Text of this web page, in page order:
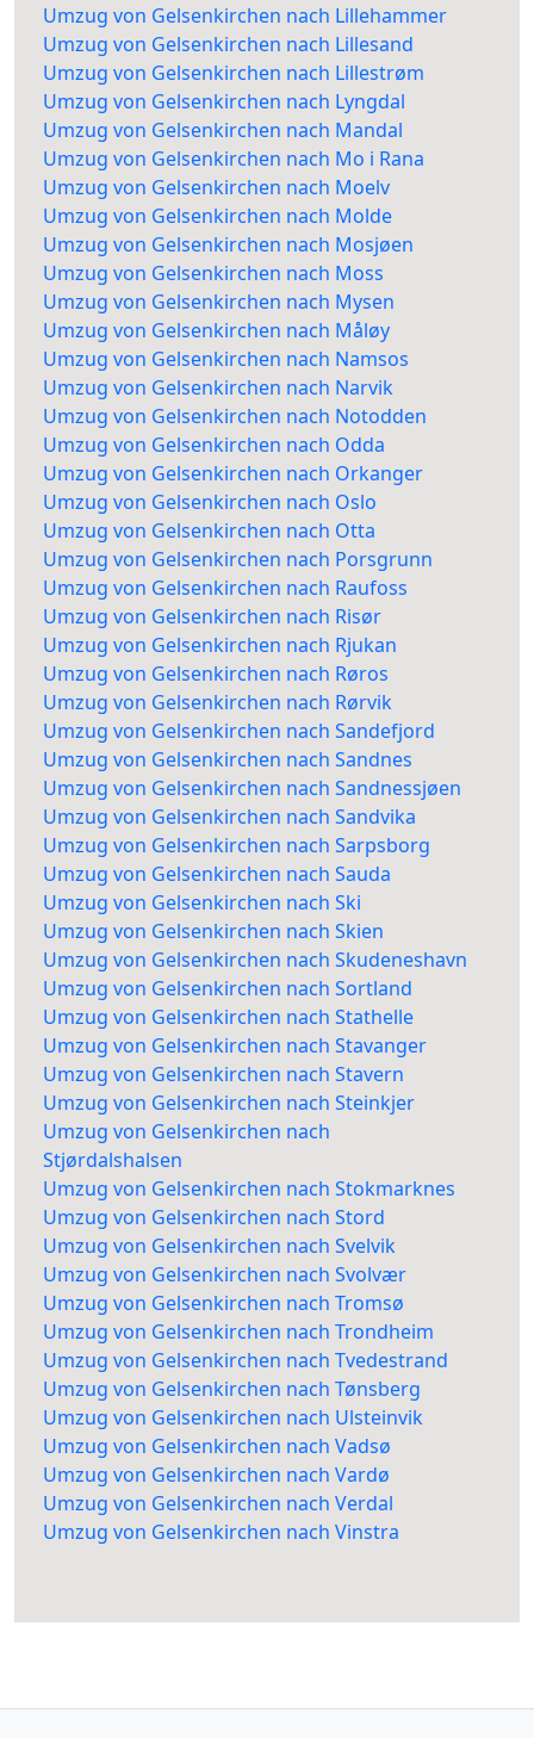
Umzug von Gelsenkirchen nach Lillehammer
Umzug von Gelsenkirchen nach Lillesand
Umzug von Gelsenkirchen nach Lillestrøm
Umzug von Gelsenkirchen nach Lyngdal
Umzug von Gelsenkirchen nach Mandal
Umzug von Gelsenkirchen nach Mo i Rana
Umzug von Gelsenkirchen nach Moelv
Umzug von Gelsenkirchen nach Molde
Umzug von Gelsenkirchen nach Mosjøen
Umzug von Gelsenkirchen nach Moss
Umzug von Gelsenkirchen nach Mysen
Umzug von Gelsenkirchen nach Måløy
Umzug von Gelsenkirchen nach Namsos
Umzug von Gelsenkirchen nach Narvik
Umzug von Gelsenkirchen nach Notodden
Umzug von Gelsenkirchen nach Odda
Umzug von Gelsenkirchen nach Orkanger
Umzug von Gelsenkirchen nach Oslo
Umzug von Gelsenkirchen nach Otta
Umzug von Gelsenkirchen nach Porsgrunn
Umzug von Gelsenkirchen nach Raufoss
Umzug von Gelsenkirchen nach Risør
Umzug von Gelsenkirchen nach Rjukan
Umzug von Gelsenkirchen nach Røros
Umzug von Gelsenkirchen nach Rørvik
Umzug von Gelsenkirchen nach Sandefjord
Umzug von Gelsenkirchen nach Sandnes
Umzug von Gelsenkirchen nach Sandnessjøen
Umzug von Gelsenkirchen nach Sandvika
Umzug von Gelsenkirchen nach Sarpsborg
Umzug von Gelsenkirchen nach Sauda
Umzug von Gelsenkirchen nach Ski
Umzug von Gelsenkirchen nach Skien
Umzug von Gelsenkirchen nach Skudeneshavn
Umzug von Gelsenkirchen nach Sortland
Umzug von Gelsenkirchen nach Stathelle
Umzug von Gelsenkirchen nach Stavanger
Umzug von Gelsenkirchen nach Stavern
Umzug von Gelsenkirchen nach Steinkjer
Umzug von Gelsenkirchen nach
Stjørdalshalsen
Umzug von Gelsenkirchen nach Stokmarknes
Umzug von Gelsenkirchen nach Stord
Umzug von Gelsenkirchen nach Svelvik
Umzug von Gelsenkirchen nach Svolvær
Umzug von Gelsenkirchen nach Tromsø
Umzug von Gelsenkirchen nach Trondheim
Umzug von Gelsenkirchen nach Tvedestrand
Umzug von Gelsenkirchen nach Tønsberg
Umzug von Gelsenkirchen nach Ulsteinvik
Umzug von Gelsenkirchen nach Vadsø
Umzug von Gelsenkirchen nach Vardø
Umzug von Gelsenkirchen nach Verdal
Umzug von Gelsenkirchen nach Vinstra